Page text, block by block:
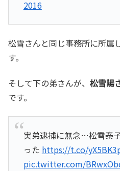
2016
松雪さんと同じ事務所に所属
す。
そして下の弟さんが、 松雪陽
です。
実弟逮捕に無念…松雪泰
った https://t.co/
pic.twitter.com/